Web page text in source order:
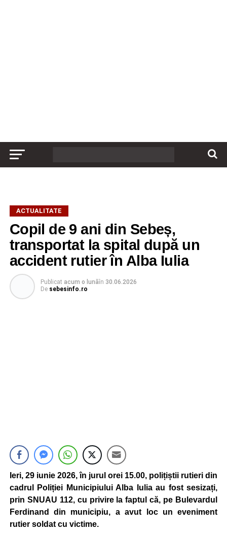
ACTUALITATE
Copil de 9 ani din Sebeș,
transportat la spital după un
accident rutier în Alba Iulia
Publicat acum o lunăîn 30.06.2026
De sebesinfo.ro
Ieri, 29 iunie 2026, în jurul orei 15.00, polițiștii rutieri din
cadrul Poliției Municipiului Alba Iulia au fost sesizați,
prin SNUAU 112, cu privire la faptul că, pe Bulevardul
Ferdinand din municipiu, a avut loc un eveniment
rutier soldat cu victime.